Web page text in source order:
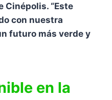
Cinépolis. “Este
con nuestra
futuro más verde y
en la